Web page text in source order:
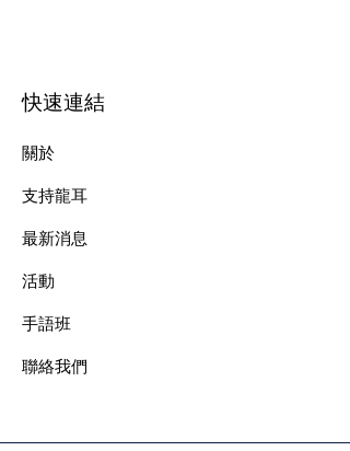
快速連結
關於
支持龍耳
最新消息
​活動
手語班
​聯絡我們